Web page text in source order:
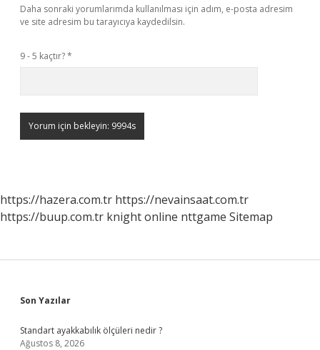
Daha sonraki yorumlarımda kullanılması için adım, e-posta adresim
ve site adresim bu tarayıcıya kaydedilsin.
9 - 5 kaçtır?*
https://hazera.com.tr https://nevainsaat.com.tr
https://buup.com.tr knight online nttgame Sitemap
Sidebar
Son Yazılar
Standart ayakkabılık ölçüleri nedir ?
Ağustos 8, 2026